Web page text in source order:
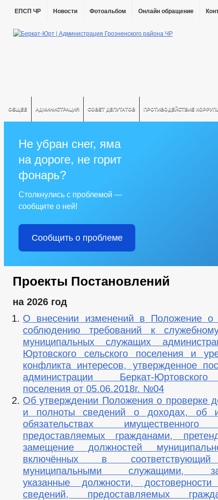
ЕПСП ЧР Новости Фотоальбом Онлайн обращение
ОБЩЕЕ АДМИНИСТРАЦИЯ СОВЕТ ДЕПУТАТОВ ПРОТИВОДЕЙСТВИЕ
Не убран снег, яма
на дороге, не горит
фонарь?
Столкнулись с проблемой —
сообщите о ней!
Сообщить о проблеме
Проекты Постановлений
на 2026 год
О внесении изменений в Положение о
соблюдению требований к
муниципальных служащих
Юртовского сельского поселения и
конфликта интересов, утвержденное
администрации Беркат-
поселения от 05.06.2018г. №04
Об утверждении Положения о проверке
и полноты сведений о доходах, об
обязательствах имущественного
предоставляемых гражданами,
замещение должностей
включённых в соответствующий
муниципальными служащими,
указанные должности,
сведений, предоставляемых